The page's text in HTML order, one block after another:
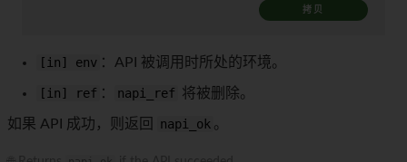
拷贝
[in] env ：API 被调用时所处的环境。
[in] ref ： napi_ref 将被删除。
如果 API 成功，则返回 napi_ok 。